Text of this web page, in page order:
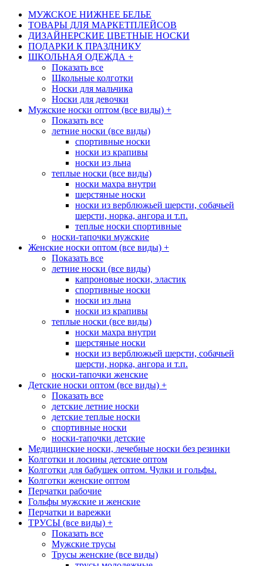
МУЖСКОЕ НИЖНЕЕ БЕЛЬЕ
ТОВАРЫ ДЛЯ МАРКЕТПЛЕЙСОВ
ДИЗАЙНЕРСКИЕ ЦВЕТНЫЕ НОСКИ
ПОДАРКИ К ПРАЗДНИКУ
ШКОЛЬНАЯ ОДЕЖДА +
Показать все
Школьные колготки
Носки для мальчика
Носки для девочки
Мужские носки оптом (все виды) +
Показать все
летние носки (все виды)
спортивные носки
носки из крапивы
носки из льна
теплые носки (все виды)
носки махра внутри
шерстяные носки
носки из верблюжьей шерсти, собачьей
шерсти, норка, ангора и т.п.
теплые носки спортивные
носки-тапочки мужские
Женские носки оптом (все виды) +
Показать все
летние носки (все виды)
капроновые носки, эластик
спортивные носки
носки из льна
носки из крапивы
теплые носки (все виды)
носки махра внутри
шерстяные носки
носки из верблюжьей шерсти, собачьей
шерсти, норка, ангора и т.п.
носки-тапочки женские
Детские носки оптом (все виды) +
Показать все
детские летние носки
детские теплые носки
спортивные носки
носки-тапочки детские
Медицинские носки, лечебные носки без резинки
Колготки и лосины детские оптом
Колготки для бабушек оптом. Чулки и гольфы.
Колготки женские оптом
Перчатки рабочие
Гольфы мужские и женские
Перчатки и варежки
ТРУСЫ (все виды) +
Показать все
Мужские трусы
Трусы женские (все виды)